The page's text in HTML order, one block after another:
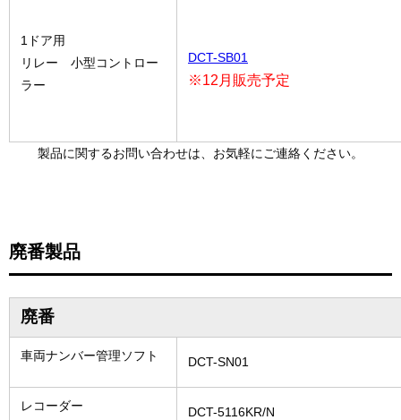
1ドア用
リレー 小型コントロー
ラー
DCT-SB01
※12月販売予定
製品に関するお問い合わせは、お気軽にご連絡ください。
廃番製品
廃番
車両ナンバー管理ソフト DCT-SN01
レコーダー DCT-5116KR/N